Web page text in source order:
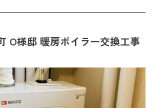
O様邸 暖房ボイラー交換工事